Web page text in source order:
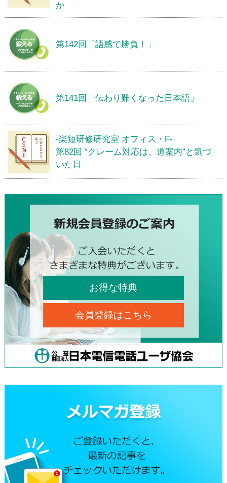
か
第142回「語感で勝負！」
第141回「伝わり難くなった日本語」
-楽短研修研究室 オフィス・F-
第82回 “クレーム対応は、道案内”と気づ
いた日
お得な特典
会員登録はこちら